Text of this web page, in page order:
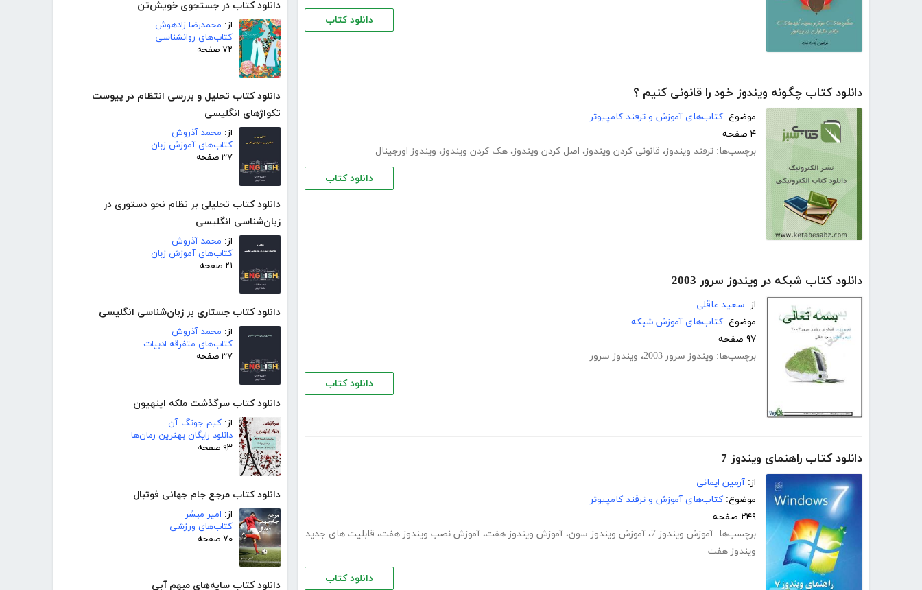
دانلود کتاب در جستجوی خویش‌تن
از: محمدرضا زادهوش
کتاب‌های روانشناسی
۷۲ صفحه
دانلود کتاب تحلیل و بررسی انتظام در پیوست
تکواژهای انگلیسی
از: محمد آذروش
کتاب‌های آموزش زبان
۳۷ صفحه
دانلود کتاب تحلیلی بر نظام نحو دستوری در
زبان‌شناسی انگلیسی
از: محمد آذروش
کتاب‌های آموزش زبان
۲۱ صفحه
دانلود کتاب جستاری بر زبان‌شناسی انگلیسی
از: محمد آذروش
کتاب‌های متفرقه ادبیات
۳۷ صفحه
دانلود کتاب سرگذشت ملکه اینهیون
از: کیم جونگ آن
دانلود رایگان بهترین رمان‌ها
۹۳ صفحه
دانلود کتاب مرجع جام جهانی فوتبال
از: امیر مبشر
کتاب‌های ورزشی
۷۰ صفحه
دانلود کتاب سایه‌های مبهم آبی
دانلود کتاب
دانلود کتاب چگونه ویندوز خود را قانونی کنیم ؟
موضوع: کتاب‌های آموزش و ترفند کامپیوتر
۴ صفحه
برچسب‌ها: ترفند ویندوز، قانونی کردن ویندوز، اصل کردن ویندوز، هک کردن ویندوز، ویندوز اورجینال
دانلود کتاب
دانلود کتاب شبکه در ویندوز سرور 2003
از: سعید عاقلی
موضوع: کتاب‌های آموزش شبکه
۹۷ صفحه
برچسب‌ها: ویندوز سرور 2003 ، ویندوز سرور
دانلود کتاب
دانلود کتاب راهنمای ویندوز 7
از: آرمین ایمانی
موضوع: کتاب‌های آموزش و ترفند کامپیوتر
۲۴۹ صفحه
برچسب‌ها: آموزش ویندوز 7 ، آموزش ویندوز سون، آموزش ویندوز هفت، آموزش نصب ویندوز هفت، قابلیت های جدید
ویندوز هفت
دانلود کتاب